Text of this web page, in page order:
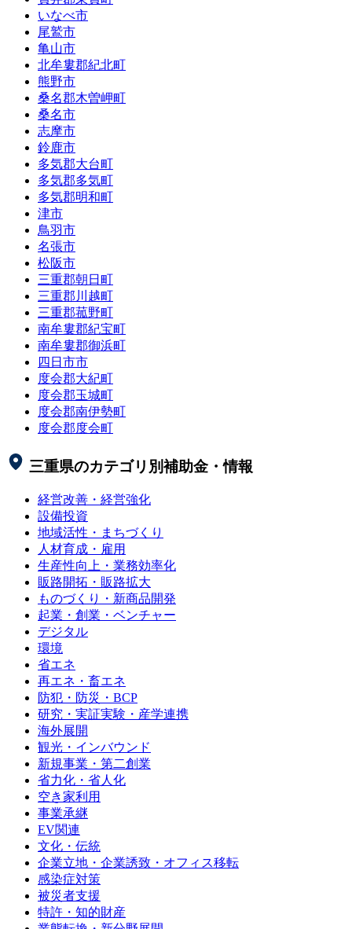
いなべ市
尾鷲市
亀山市
北牟婁郡紀北町
熊野市
桑名郡木曽岬町
桑名市
志摩市
鈴鹿市
多気郡大台町
多気郡多気町
多気郡明和町
津市
鳥羽市
名張市
松阪市
三重郡朝日町
三重郡川越町
三重郡菰野町
南牟婁郡紀宝町
南牟婁郡御浜町
四日市市
度会郡大紀町
度会郡玉城町
度会郡南伊勢町
度会郡度会町
三重県のカテゴリ別補助金・情報
経営改善・経営強化
設備投資
地域活性・まちづくり
人材育成・雇用
生産性向上・業務効率化
販路開拓・販路拡大
ものづくり・新商品開発
起業・創業・ベンチャー
デジタル
環境
省エネ
再エネ・畜エネ
防犯・防災・BCP
研究・実証実験・産学連携
海外展開
観光・インバウンド
新規事業・第二創業
省力化・省人化
空き家利用
事業承継
EV関連
文化・伝統
企業立地・企業誘致・オフィス移転
感染症対策
被災者支援
特許・知的財産